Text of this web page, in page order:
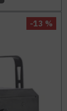
-13 %